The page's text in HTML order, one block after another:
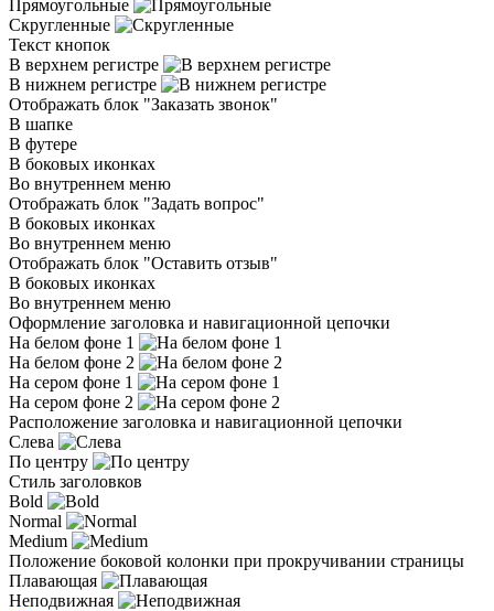
Прямоугольные
Скругленные
Текст кнопок
В верхнем регистре
В нижнем регистре
Отображать блок "Заказать звонок"
В шапке
В футере
В боковых иконках
Во внутреннем меню
Отображать блок "Задать вопрос"
В боковых иконках
Во внутреннем меню
Отображать блок "Оставить отзыв"
В боковых иконках
Во внутреннем меню
Оформление заголовка и навигационной цепочки
На белом фоне 1
На белом фоне 2
На сером фоне 1
На сером фоне 2
Расположение заголовка и навигационной цепочки
Слева
По центру
Стиль заголовков
Bold
Normal
Medium
Положение боковой колонки при прокручивании страницы
Плавающая
Неподвижная